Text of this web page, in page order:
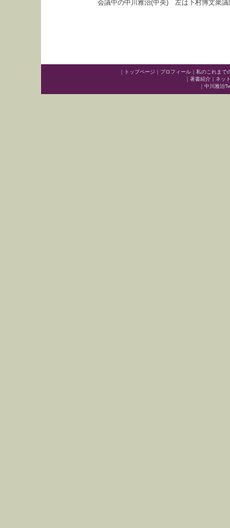
会議中の中川雅治(中央) 左は下村博文衆
｜ トップページ ｜ プロフィール ｜ 私のこれまで
｜ 著書紹介 ｜ ネッ
｜ 中川雅治